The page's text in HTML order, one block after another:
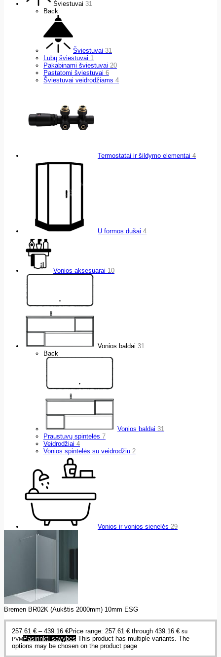
Šviestuvai 31
Back
Šviestuvai 31
Lubų šviestuvai 1
Pakabinami šviestuvai 20
Pastatomi šviestuvai 6
Šviestuvai veidrodžiams 4
Termostatai ir šildymo elementai 4
U formos dušai 4
Vonios aksesuarai 10
Vonios baldai 31
Back
Vonios baldai 31
Praustuvų spintelės 7
Veidrodžiai 4
Vonios spintelės su veidrodžiu 2
Vonios ir vonios sienelės 29
Bremen BR02K (Aukštis 2000mm) 10mm ESG
257.61 € – 439.16 €Price range: 257.61 € through 439.16 € su
PVM Pasirinkti savybes This product has multiple variants. The
options may be chosen on the product page